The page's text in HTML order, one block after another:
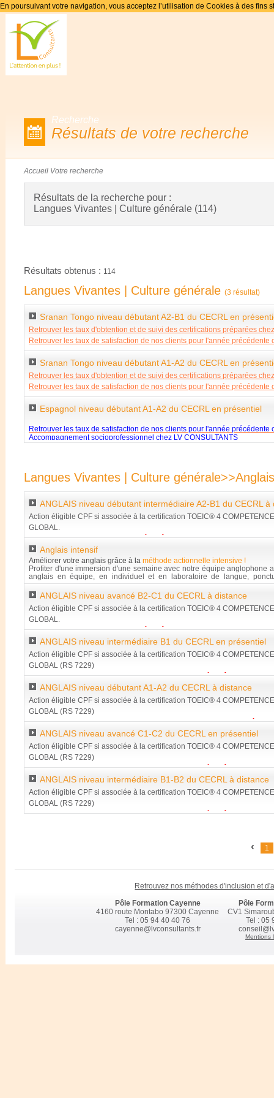
En poursuivant votre navigation, vous acceptez l’utilisation de Cookies à des fins
Recherche
Résultats de votre recherche
Accueil Votre recherche
Résultats de la recherche pour :
Langues Vivantes | Culture générale (114)
Résultats obtenus : 114
Langues Vivantes | Culture générale (3 résultat)
Sranan Tongo niveau débutant A2-B1 du CECRL en
Retrouver les taux d'obtention et de suivi des certifications préparées
Retrouver les taux de satisfaction de nos clients pour l'année précédente
Accompagnement socioprofessionnel chez LV CONSULTANTS
Sranan Tongo niveau débutant A1-A2 du CECRL en
Retrouver les taux d'obtention et de suivi des certifications préparées
Retrouver les taux de satisfaction de nos clients pour l'année précédente
Accompagnement socioprofessionnel chez LV CONSULTANTS
Espagnol niveau débutant A1-A2 du CECRL en présentiel
Retrouver les taux de satisfaction de nos clients pour l'année précédente
Accompagnement socioprofessionnel chez LV CONSULTANTS
Langues Vivantes | Culture
ANGLAIS niveau débutant intermédiaire A2-B1 du CECRL à
Action éligible CPF si associée à la certification TOEIC® 4
GLOBAL.
Toute formation d'anglais mobilisée grâce au CPF devra
d'une présentation au test TOEIC
Retrouver les taux d'obtention et de suivi des certifications préparées
Retrouver les taux de satisfaction de nos clients pour l'année précédente
Accompagnement socioprofessionnel chez LV CONSULTANTS
Anglais intensif
Améliorer votre anglais grâce à la méthode actionnelle intensive !
Profiter d'une immersion d'une semaine avec notre équipe anglophone
anglais en équipe, en individuel et en laboratoire de langue,
oxygénants et ressourçants au Camp Maripas, en forêt et au bord du
Retrouver les taux d'obtention et de suivi des certifications préparées
Retrouver les taux de satisfaction de nos clients pour l'année précédente
Accompagnement socioprofessionnel chez LV CONSULTANTS
ANGLAIS niveau avancé B2-C1 du CECRL à distance
Action éligible CPF si associée à la certification TOEIC® 4
GLOBAL.
Toute formation d'anglais mobilisée grâce au CPF devra
d'une présentation au test TOEIC
Retrouver les taux d'obtention et de suivi des certifications préparées
Retrouver les taux de satisfaction de nos clients pour l'année précédente
Accompagnement socioprofessionnel chez LV CONSULTANTS
ANGLAIS niveau intermédiaire B1 du CECRL en présentiel
Action éligible CPF si associée à la certification TOEIC® 4
GLOBAL (RS 7229)
Toute formation d'anglais menant au TOEIC mobilisée grâce au CPF
devra obligatoirement faire l'objet d'une présentation à la certification
Retrouver les taux d'obtention et de suivi des certifications préparées
Retrouver les taux de satisfaction de nos clients pour l'année précédente
Accompagnement socioprofessionnel chez LV CONSULTANTS
ANGLAIS niveau débutant A1-A2 du CECRL à distance
Action éligible CPF si associée à la certification TOEIC® 4
GLOBAL (RS 7229)
Toute formation d'anglais menant au TOEIC mobilisée
devra obligatoirement faire l'objet d'une présentation à la certification
Retrouver les taux d'obtention et de suivi des certifications préparées
Retrouver les taux de satisfaction de nos clients pour l'année précédente
Accompagnement socioprofessionnel chez LV CONSULTANTS
ANGLAIS niveau avancé C1-C2 du CECRL en présentiel
Action éligible CPF si associée à la certification TOEIC® 4
GLOBAL (RS 7229)
Toute formation d'anglais menant au TOEIC mobilisée grâce au CPF
devra obligatoirement faire l'objet d'une présentation à la certification
Retrouver les taux d'obtention et de suivi des certifications préparées
Retrouver les taux de satisfaction de nos clients pour l'année précédente
Accompagnement socioprofessionnel chez LV CONSULTANTS
ANGLAIS niveau intermédiaire B1-B2 du CECRL à distance
Action éligible CPF si associée à la certification TOEIC® 4
GLOBAL (RS 7229)
Toute formation d'anglais menant au TOEIC mobilisée grâce au CPF
Retrouver les taux de satisfaction de nos clients pour l'année précédente
‹ 1
Retrouvez nos méthodes d'inclusion et
Pôle Formation Cayenne
4160 route Montabo 97300 Cayenne
Tel : 05 94 40 40 76
cayenne@lvconsultants.fr
Pôle
CV1
Tel : 05
Mentions